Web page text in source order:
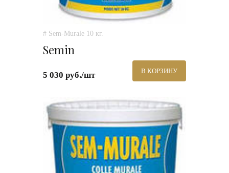
# Sem-Murale 10 кг.
Semin
5 030 руб./шт В КОРЗИНУ